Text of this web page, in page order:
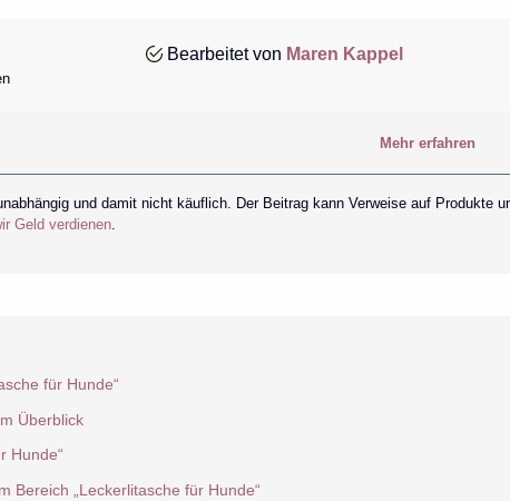
Bearbeitet von Maren Kappel
Mehr erfahren
und damit nicht käuflich. Der Beitrag kann Verweise auf Produkte
Geld verdienen.
für Hunde“
Überblick
Hunde“
Bereich „Leckerlitasche für Hunde“